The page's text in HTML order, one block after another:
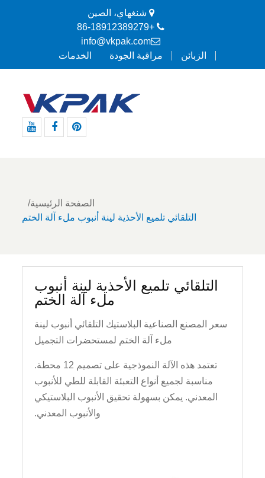
شنغهاي، الصين
+86-18912389279
info@vkpak.com
الزبائن
مراقبة الجودة الخدمات
الصفحة الرئيسية
التلقائي تلميع الأحذية لينة أنبوب ملء آلة الختم
التلقائي تلميع الأحذية لينة أنبوب
ملء آلة الختم
سعر المصنع الصناعية البلاستيك التلقائي أنبوب لينة
ملء آلة الختم لمستحضرات التجميل
تعتمد هذه الآلة النموذجية على تصميم 12 محطة.
مناسبة لجميع أنواع التعبئة القابلة للطي للأنبوب
المعدني. يمكن بسهولة تحقيق الأنبوب البلاستيكي
والأنبوب المعدني.